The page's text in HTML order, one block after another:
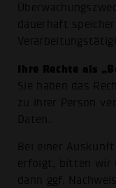
dauerhaft
Ihre Rechte als
Sie haben das
zu Ihrer Person
Daten.
Bei einer
erfolgt, bitten wir
dann ggf.